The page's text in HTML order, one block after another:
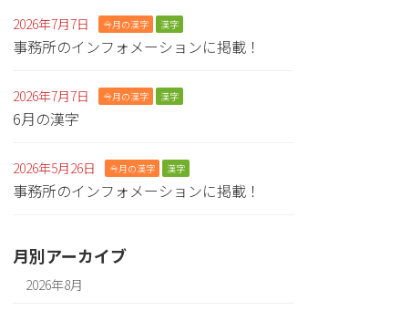
2026年7月7日 今月の漢字 漢字
事務所のインフォメーションに掲載！
2026年7月7日 今月の漢字 漢字
6月の漢字
2026年5月26日 今月の漢字 漢字
事務所のインフォメーションに掲載！
月別アーカイブ
2026年8月